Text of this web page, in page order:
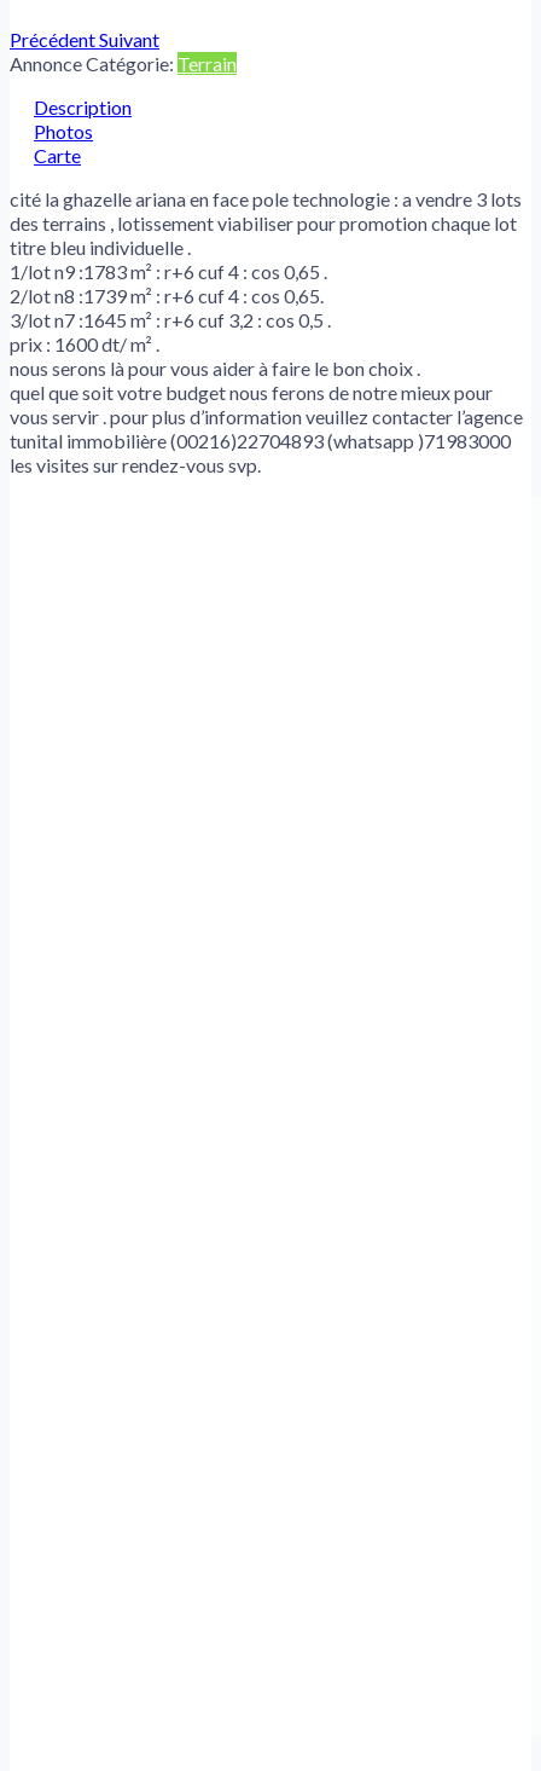
PrécédentSuivant
Annonce Catégorie: Terrain
Description
Photos
Carte
cité la ghazelle ariana en face pole technologie : a vendre 3 lots
des terrains , lotissement viabiliser pour promotion chaque lot
titre bleu individuelle .
1/lot n9 :1783 m² : r+6 cuf 4 : cos 0,65 .
2/lot n8 :1739 m² : r+6 cuf 4 : cos 0,65.
3/lot n7 :1645 m² : r+6 cuf 3,2 : cos 0,5 .
prix : 1600 dt/ m² .
nous serons là pour vous aider à faire le bon choix .
quel que soit votre budget nous ferons de notre mieux pour
vous servir . pour plus d’information veuillez contacter l’agence
tunital immobilière (00216)22704893 (whatsapp )71983000
les visites sur rendez-vous svp.